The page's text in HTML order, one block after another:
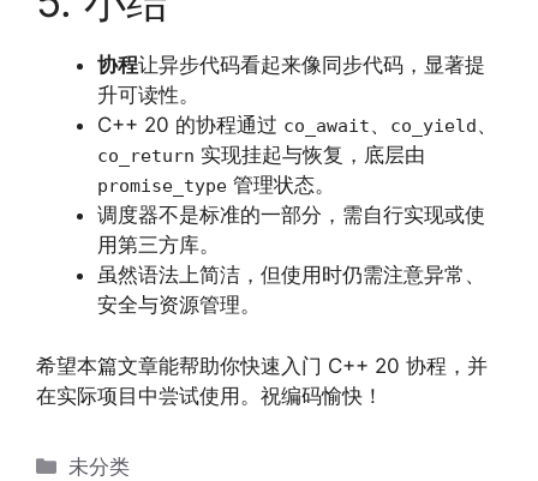
协程让异步代码看起来像同步代码，显著提
升可读性。
C++ 20 的协程通过 co_await、 co_yield、
co_return 实现挂起与恢复，底层由
promise_type 管理状态。
调度器不是标准的一部分，需自行实现或使
用第三方库。
虽然语法上简洁，但使用时仍需注意异常、
安全与资源管理。
希望本篇文章能帮助你快速入门 C++ 20 协程，并
在实际项目中尝试使用。祝编码愉快！
分
未分类